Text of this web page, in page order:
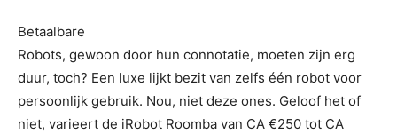
Betaalbare
Robots, gewoon door hun connotatie, moeten zijn erg
duur, toch? Een luxe lijkt bezit van zelfs één robot voor
persoonlijk gebruik. Nou, niet deze ones. Geloof het of
niet, varieert de iRobot Roomba van CA €250 tot CA